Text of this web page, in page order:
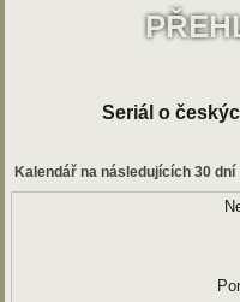
Seriál o
Kalendář na následujících 30 dní